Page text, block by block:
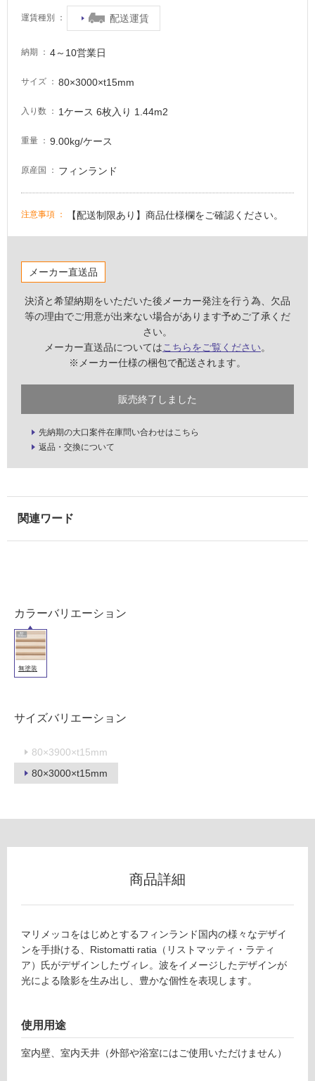
運賃種別 配送運賃
納期 4～10営業日
サイズ 80×3000×t15mm
入り数 1ケース 6枚入り 1.44m2
重量 9.00kg/ケース
原産国 フィンランド
注意事項 【配送制限あり】商品仕様欄をご確認ください。
メーカー直送品
決済と希望納期をいただいた後メーカー発注を行う為、欠品
等の理由でご用意が出来ない場合があります予めご了承くだ
さい。
メーカー直送品についてはこちらをご覧ください。
※メーカー仕様の梱包で配送されます。
販売終了しました
先納期の大口案件在庫問い合わせはこちら
返品・交換について
カラーバリエーション
無塗装
サイズバリエーション
80×3900×t15mm
80×3000×t15mm
常
に
し
い
適
て
い
る
注
が
必
要
適
て
な
屋
外
使
能
冷
地
以
フ
ロ
リ
商品詳細
マリメッコをはじめとするフィンランド国内の様々なデザイ
ンを手掛ける、Ristomatti ratia（リストマッティ・ラティ
ア）氏がデザインしたヴィレ。波をイメージしたデザインが
光による陰影を生み出し、豊かな個性を表現します。
使用用途
室内壁、室内天井（外部や浴室にはご使用いただけません）